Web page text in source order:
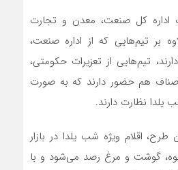
اداره کل صنعت، معدن و تجارت
بر تیم‌هایی که از اداره صنعت،
تیم‌هایی از تعزیرات حکومتی،
هم حضور دارند که به صورت
نظارت دارند.
طرح، اقلام ویژه شب یلدا در بازار
گوشت و مرغ رصد می‌شود و با